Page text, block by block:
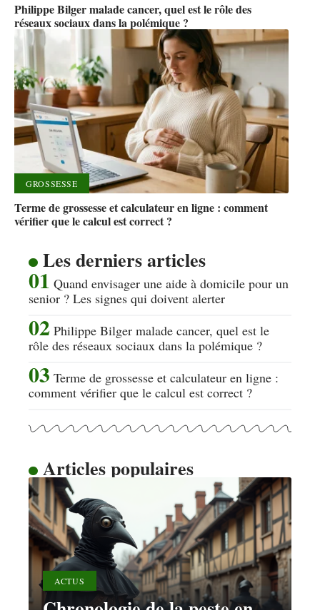
Philippe Bilger malade cancer, quel est le rôle des
réseaux sociaux dans la polémique ?
GROSSESSE
Terme de grossesse et calculateur en ligne : comment
vérifier que le calcul est correct ?
Les derniers articles
Quand envisager une aide à domicile pour un
senior ? Les signes qui doivent alerter
Philippe Bilger malade cancer, quel est le
rôle des réseaux sociaux dans la polémique ?
Terme de grossesse et calculateur en ligne :
comment vérifier que le calcul est correct ?
Articles populaires
ACTUS